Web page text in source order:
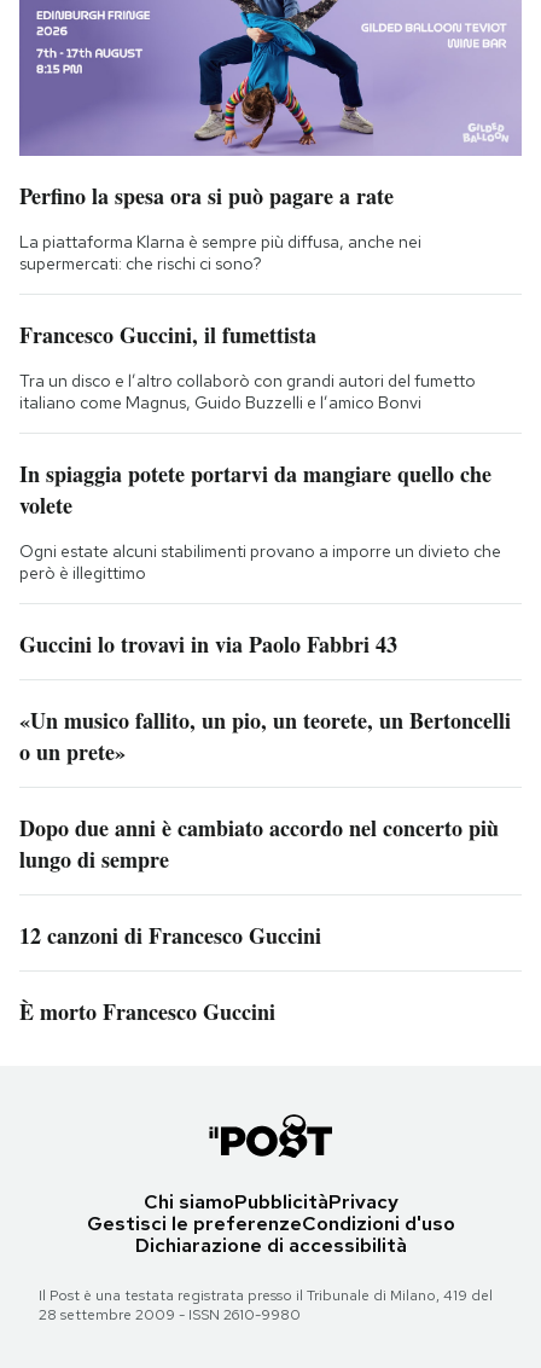
Perfino la spesa ora si può pagare a rate
La piattaforma Klarna è sempre più diffusa, anche nei
supermercati: che rischi ci sono?
Francesco Guccini, il fumettista
Tra un disco e l’altro collaborò con grandi autori del fumetto
italiano come Magnus, Guido Buzzelli e l’amico Bonvi
In spiaggia potete portarvi da mangiare quello che
volete
Ogni estate alcuni stabilimenti provano a imporre un divieto che
però è illegittimo
Guccini lo trovavi in via Paolo Fabbri 43
«Un musico fallito, un pio, un teorete, un Bertoncelli
o un prete»
Dopo due anni è cambiato accordo nel concerto più
lungo di sempre
12 canzoni di Francesco Guccini
È morto Francesco Guccini
Chi siamoPubblicitàPrivacy
Gestisci le preferenzeCondizioni d'uso
Dichiarazione di accessibilità
Il Post è una testata registrata presso il Tribunale di Milano, 419 del
28 settembre 2009 - ISSN 2610-9980